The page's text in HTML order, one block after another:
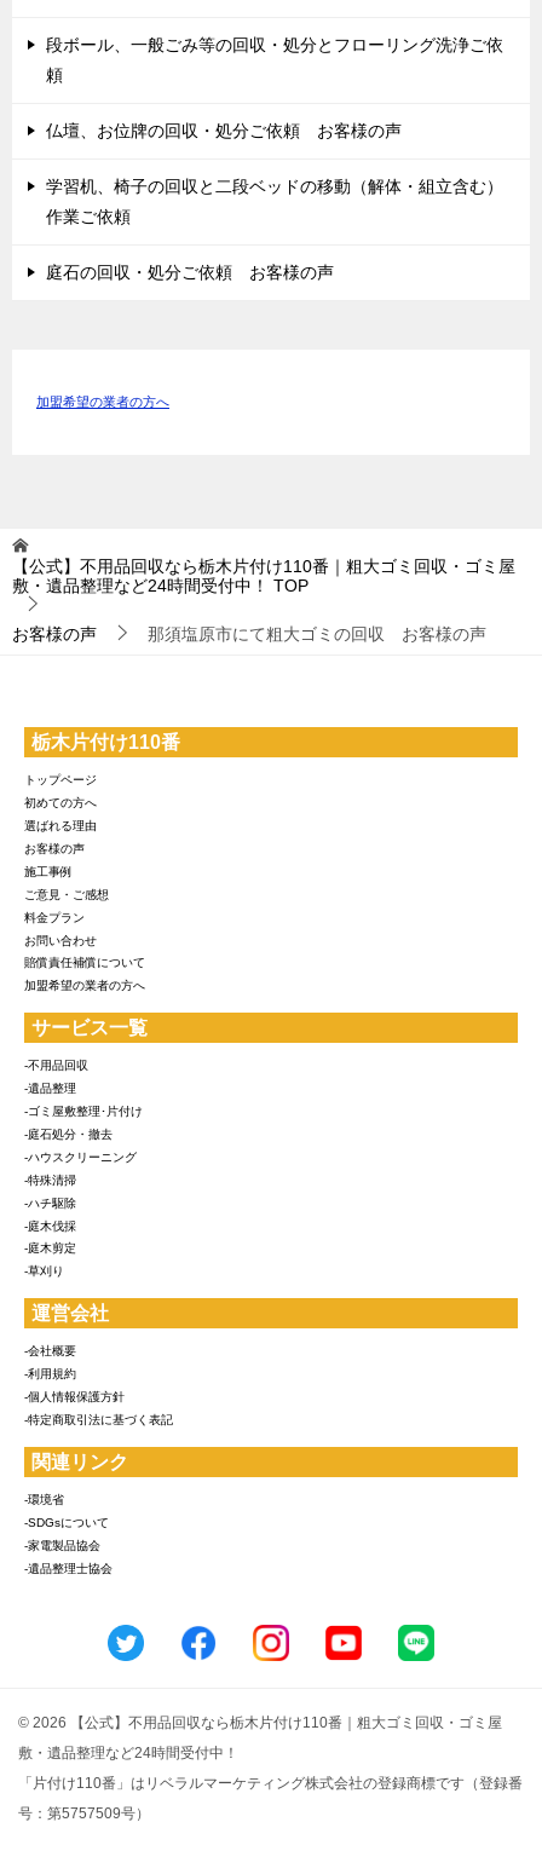
段ボール、一般ごみ等の回収・処分とフローリング洗浄ご依
頼
仏壇、お位牌の回収・処分ご依頼 お客様の声
学習机、椅子の回収と二段ベッドの移動（解体・組立含む）
作業ご依頼
庭石の回収・処分ご依頼 お客様の声
加盟希望の業者の方へ
【公式】不用品回収なら栃木片付け110番｜粗大ゴミ回収・ゴミ屋
敷・遺品整理など24時間受付中！
TOP
お客様の声 那須塩原市にて粗大ゴミの回収 お客様の声
栃木片付け110番
トップページ
初めての方へ
選ばれる理由
お客様の声
施工事例
ご意見・ご感想
料金プラン
お問い合わせ
賠償責任補償について
加盟希望の業者の方へ
サービス一覧
-不用品回収
-遺品整理
-ゴミ屋敷整理･片付け
-庭石処分・撤去
-ハウスクリーニング
-特殊清掃
-ハチ駆除
-庭木伐採
-庭木剪定
-草刈り
運営会社
-会社概要
-利用規約
-個人情報保護方針
-特定商取引法に基づく表記
関連リンク
-環境省
-SDGsについて
-家電製品協会
-遺品整理士協会
© 2026 【公式】不用品回収なら栃木片付け110番｜粗大ゴミ回収・ゴミ屋
敷・遺品整理など24時間受付中！
「片付け110番」はリベラルマーケティング株式会社の登録商標です（登録番
号：第5757509号）